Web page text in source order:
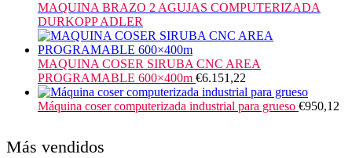
MAQUINA BRAZO 2 AGUJAS COMPUTERIZADA
DURKOPP ADLER
MAQUINA COSER SIRUBA CNC AREA
PROGRAMABLE 600×400m €6.151,22
Máquina coser computerizada industrial para grueso €950,12
Más vendidos